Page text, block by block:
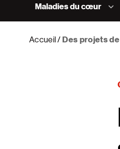
Maladies du cœur
Accueil Des projets